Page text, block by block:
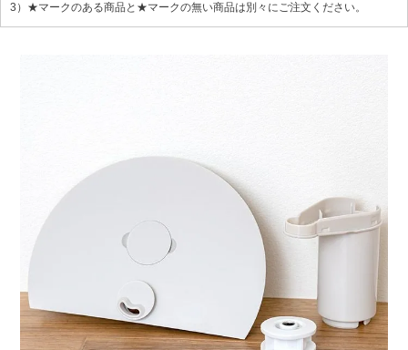
アクセサリー・消耗品
アウトレット
3）★マークのある商品と★マークの無い商品は別々にご注文ください。